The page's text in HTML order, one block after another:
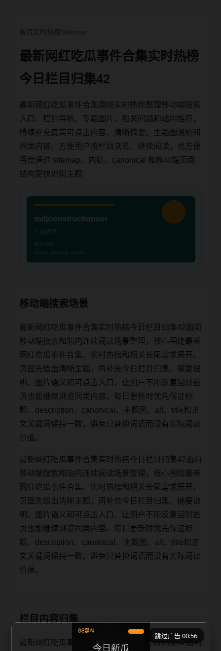
首页实时热榜Sitemap
最新网红吃瓜事件合集实时热榜
今日栏目归集42
最新网红吃瓜事件合集围绕实时热榜整理移动端搜索
入口、栏目导航、专题图片、相关问题和站内推荐，
持续补充真实可点击内容、清晰摘要、主题图说明和
同类内链，方便用户按栏目浏览、继续阅读，也方便
百度通过 sitemap、内链、canonical 和移动端页面
结构更快识别主题
移动端搜索场景
最新网红吃瓜事件合集实时热榜今日栏目归集42面向
移动端搜索和站内连续阅读场景整理，核心围绕最新
网红吃瓜事件合集、实时热榜和相关长尾需求展开。
页面先给出清晰主题，再补充今日栏目归集、摘要说
明、图片语义和可点击入口，让用户不用反复回到首
页也能继续浏览同类内容。每日更新时优先保证标
题、description、canonical、主题图、alt、title和正
文关键词保持一致，避免只替换词语而没有实际阅读
价值。
最新网红吃瓜事件合集实时热榜今日栏目归集42面向
移动端搜索和站内连续阅读场景整理，核心围绕最新
网红吃瓜事件合集、实时热榜和相关长尾需求展开。
页面先给出清晰主题，再补充今日栏目归集、摘要说
明、图片语义和可点击入口，让用户不用反复回到首
页也能继续浏览同类内容。每日更新时优先保证标
题、description、canonical、主题图、alt、title和正
文关键词保持一致，避免只替换词语而没有实际阅读
价值。
栏目内容归集
最新网红吃瓜事件合集实时热榜今日栏目归集42面向
跳过广告 00:56